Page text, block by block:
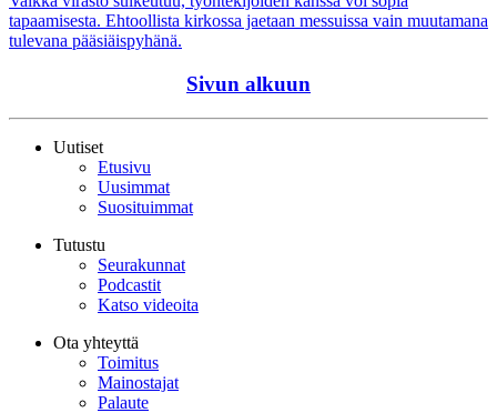
tapaamisesta. Ehtoollista kirkossa jaetaan messuissa vain muutamana
tulevana pääsiäispyhänä.
Sivun alkuun
Uutiset
Etusivu
Uusimmat
Suosituimmat
Tutustu
Seurakunnat
Podcastit
Katso videoita
Ota yhteyttä
Toimitus
Mainostajat
Palaute